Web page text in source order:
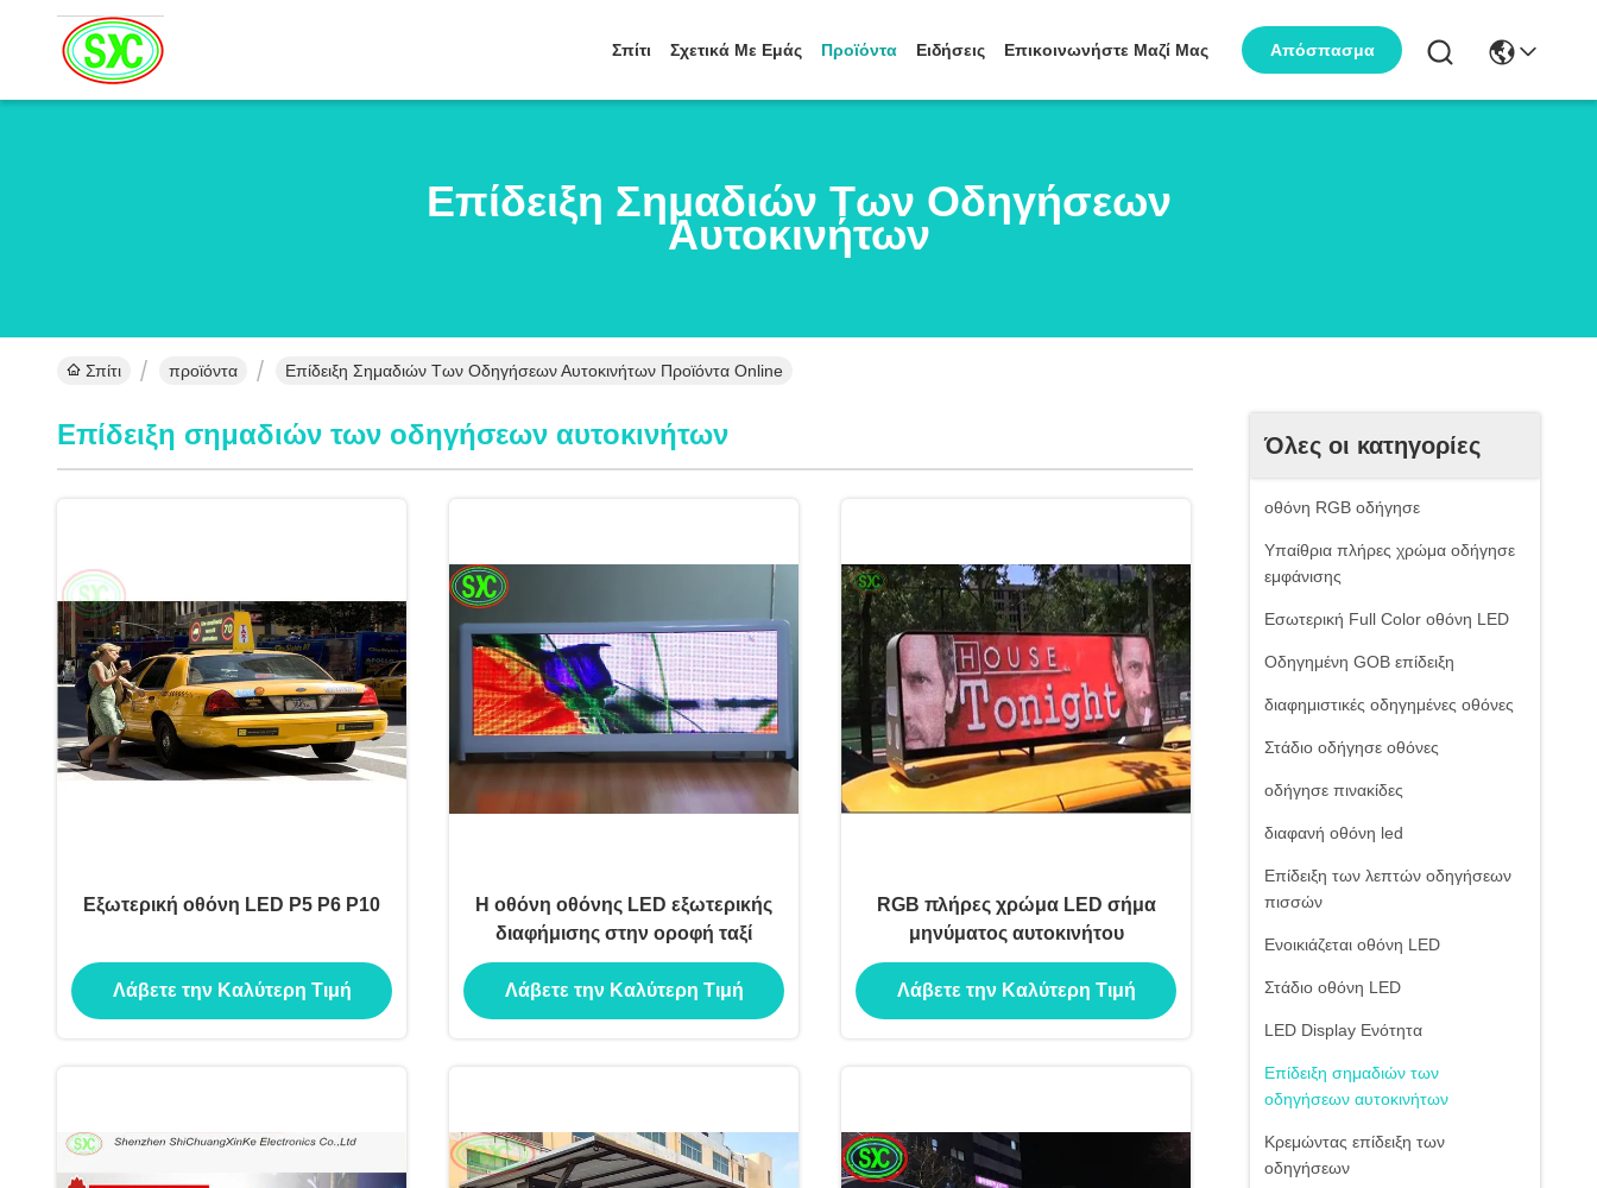
Σπίτι Σχετικά Με Εμάς Προϊόντα Ειδήσεις Επικοινωνήστε Μαζί Μας Απόσπασμα
Επίδειξη Σημαδιών Των Οδηγήσεων
Αυτοκινήτων
Σπίτι προϊόντα Επίδειξη Σημαδιών Των Οδηγήσεων Αυτοκινήτων Προϊόντα Online
Όλες οι κατηγορίες
οθόνη RGB οδήγησε
Υπαίθρια πλήρες χρώμα οδήγησε
εμφάνισης
Εσωτερική Full Color οθόνη LED
Οδηγημένη GOB επίδειξη
διαφημιστικές οδηγημένες οθόνες
Στάδιο οδήγησε οθόνες
οδήγησε πινακίδες
διαφανή οθόνη led
Επίδειξη των λεπτών οδηγήσεων
πισσών
Ενοικιάζεται οθόνη LED
Στάδιο οθόνη LED
LED Display Ενότητα
Επίδειξη σημαδιών των
οδηγήσεων αυτοκινήτων
Κρεμώντας επίδειξη των
οδηγήσεων
Επίδειξη σημαδιών των οδηγήσεων αυτοκινήτων
Εξωτερική οθόνη LED P5 P6 P10
Λάβετε την Καλύτερη Τιμή
Η οθόνη οθόνης LED εξωτερικής
διαφήμισης στην οροφή ταξί
Λάβετε την Καλύτερη Τιμή
RGB πλήρες χρώμα LED σήμα
μηνύματος αυτοκινήτου
Λάβετε την Καλύτερη Τιμή